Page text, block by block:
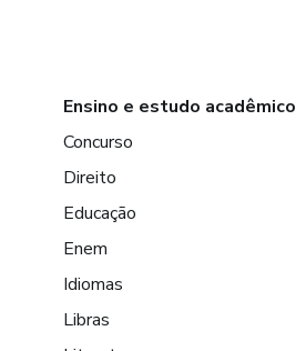
Ensino e estudo acadêmico
Concurso
Direito
Educação
Enem
Idiomas
Libras